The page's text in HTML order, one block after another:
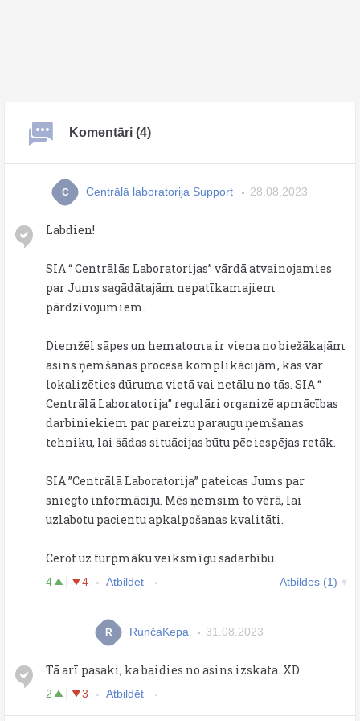
Komentāri (4)
C Centrālā laboratorija Support 28.08.2023
Labdien!
SIA “ Centrālās Laboratorijas” vārdā atvainojamies
par Jums sagādātajām nepatīkamajiem
pārdzīvojumiem.
Diemžēl sāpes un hematoma ir viena no biežākajām
asins ņemšanas procesa komplikācijām, kas var
lokalizēties dūruma vietā vai netālu no tās. SIA “
Centrālā Laboratorija” regulāri organizē apmācības
darbiniekiem par pareizu paraugu ņemšanas
tehniku, lai šādas situācijas būtu pēc iespējas retāk.
SIA ”Centrālā Laboratorija” pateicas Jums par
sniegto informāciju. Mēs ņemsim to vērā, lai
uzlabotu pacientu apkalpošanas kvalitāti.
Cerot uz turpmāku veiksmīgu sadarbību.
4 4 Atbildēt Atbildes (1)
R RunčaĶepa 31.08.2023
Tā arī pasaki, ka baidies no asins izskata. XD
2 3 Atbildēt